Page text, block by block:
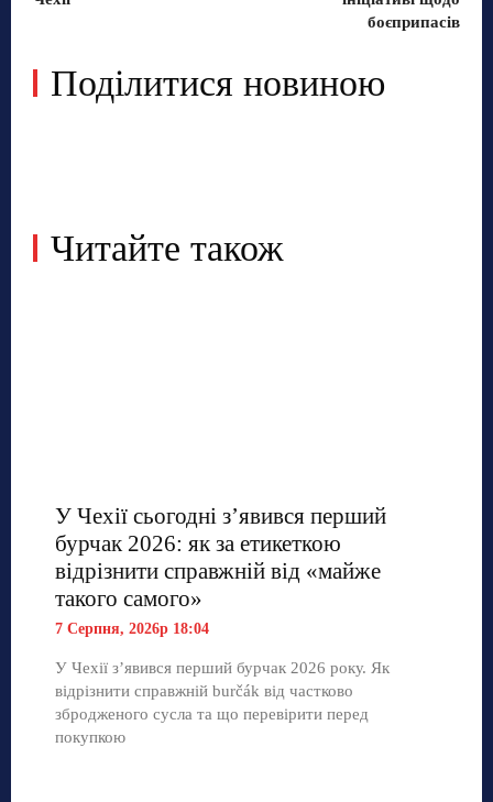
боєприпасів
Поділитися новиною
Читайте також
У Чехії сьогодні з’явився перший
бурчак 2026: як за етикеткою
відрізнити справжній від «майже
такого самого»
7 Серпня, 2026р 18:04
У Чехії з’явився перший бурчак 2026 року. Як
відрізнити справжній burčák від частково
збродженого сусла та що перевірити перед
покупкою